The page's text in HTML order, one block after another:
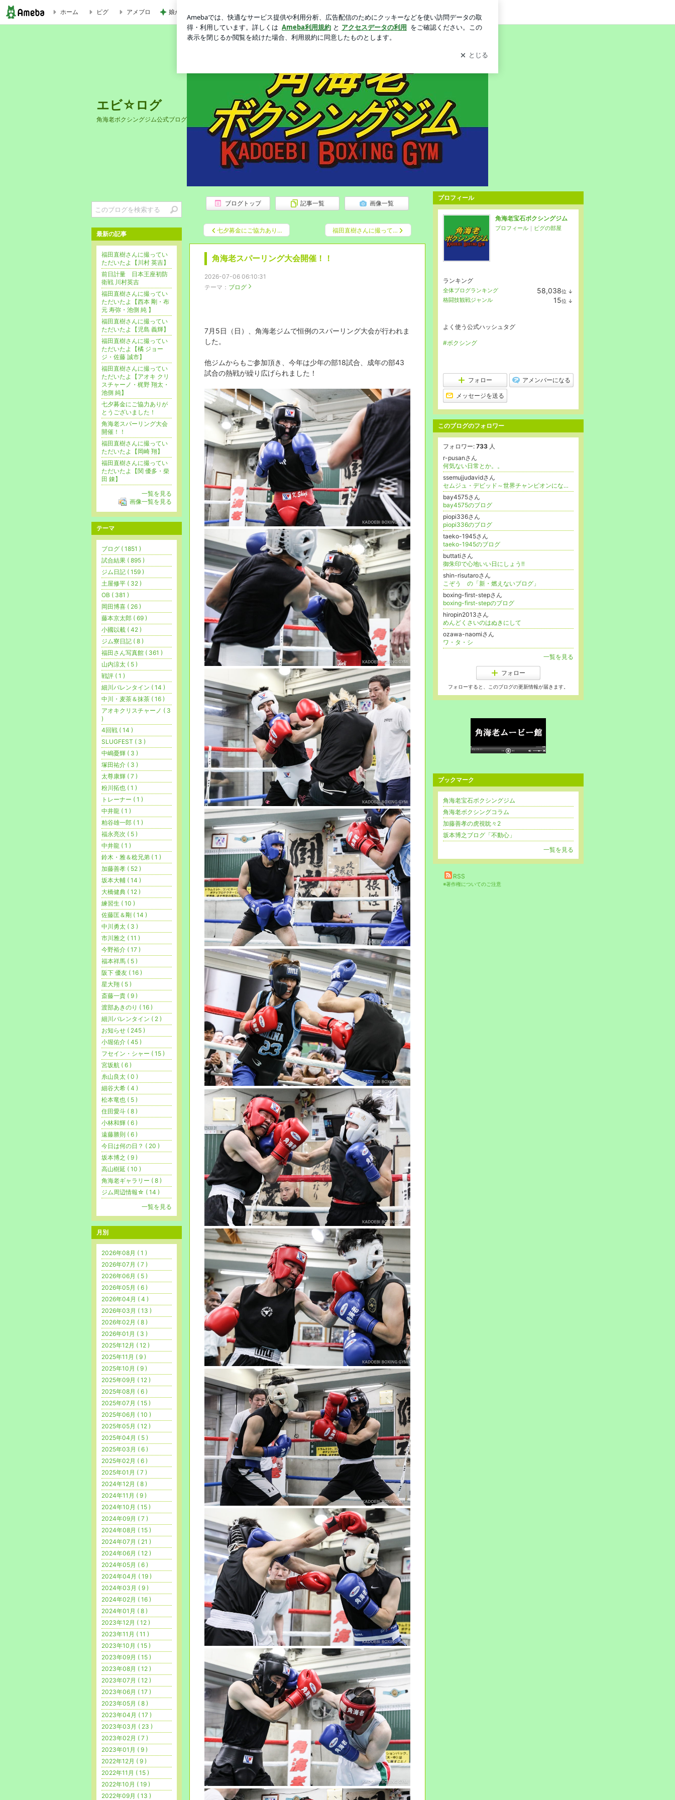
ホーム ピグ アメブロ 娘が喜んだ客室露天風呂付きの宿 ログイン
エビ☆ログ
角海老ボクシングジム公式ブログ
ブログトップ 記事一覧 画像一覧
七夕募金にご協力あり… 福田直樹さんに撮って…
角海老スパーリング大会開催！！
2026-07-06 06:10:31
テーマ： ブログ
7月5日（日）、角海老ジムで恒例のスパーリング大会が行われま
した。
他ジムからもご参加頂き、今年は少年の部18試合、成年の部43
試合の熱戦が繰り広げられました！
プロフィール
角海老宝石ボクシングジム
プロフィール ｜ ピグの部屋
ランキング
全体ブログランキング 58,038位 ↓
格闘技観戦ジャンル 15位 ↓
よく使う公式ハッシュタグ
#ボクシング
フォロー アメンバーになる
メッセージを送る
このブログのフォロワー
フォロワー: 733 人
r-pusanさん
何気ない日常とか。。
ssemujjudavidさん
セムジュ・デビッド～世界チャンピオンになってくれ～
bay4575さん
bay4575のブログ
piopi336さん
piopi336のブログ
taeko-1945さん
taeko-1945のブログ
buttatiさん
御朱印で心地いい日にしょう‼️
shin-risutaroさん
こぞう の「新・燃えないブログ」
boxing-first-stepさん
boxing-first-stepのブログ
hiropin2013さん
めんどくさいのはぬきにして
ozawa-naomiさん
ワ・タ・シ
一覧を見る
フォロー
フォローすると、このブログの更新情報が届きます。
ブックマーク
角海老宝石ボクシングジム
角海老ボクシングコラム
加藤善孝の虎視眈々2
坂本博之ブログ「不動心」
一覧を見る
RSS
※著作権についてのご注意
最新の記事
福田直樹さんに撮ってい
ただいたよ【川村 英吉】
前日計量 日本王座初防
衛戦 川村英吉
福田直樹さんに撮ってい
ただいたよ【西本 剛・布
元 寿弥・池側 純 】
福田直樹さんに撮ってい
ただいたよ【児島 義輝】
福田直樹さんに撮ってい
ただいたよ【橘 ジョー
ジ・佐藤 誠市】
福田直樹さんに撮ってい
ただいたよ【アオキ クリ
スチャーノ・梶野 翔太・
池側 純】
七夕募金にご協力ありが
とうございました！
角海老スパーリング大会
開催！！
福田直樹さんに撮ってい
ただいたよ【岡崎 翔】
福田直樹さんに撮ってい
ただいたよ【関 優多・柴
田 錬】
一覧を見る
画像一覧を見る
テーマ
ブログ ( 1851 )
試合結果 ( 895 )
ジム日記 ( 159 )
土屋修平 ( 32 )
OB ( 381 )
岡田博喜 ( 26 )
藤本京太郎 ( 69 )
小國以載 ( 42 )
ジム寮日記 ( 8 )
福田さん写真館 ( 361 )
山内涼太 ( 5 )
戦評 ( 1 )
細川バレンタイン ( 14 )
中川・麦茶＆抹茶 ( 16 )
アオキクリスチャーノ ( 3
)
4回戦 ( 14 )
SLUGFEST ( 3 )
中嶋憂輝 ( 3 )
塚田祐介 ( 3 )
太尊康輝 ( 7 )
粉川拓也 ( 1 )
トレーナー ( 1 )
中井龍 ( 1 )
粕谷雄一郎 ( 1 )
福永亮次 ( 5 )
中井龍 ( 1 )
鈴木・雅＆稔兄弟 ( 1 )
加藤善孝 ( 52 )
坂本大輔 ( 14 )
大橋健典 ( 12 )
練習生 ( 10 )
佐藤匡＆剛 ( 14 )
中川勇太 ( 3 )
市川雅之 ( 11 )
今野裕介 ( 17 )
福本祥馬 ( 5 )
阪下 優友 ( 16 )
星大翔 ( 5 )
斎藤一貴 ( 9 )
渡部あきのり ( 16 )
細川バレンタイン ( 2 )
お知らせ ( 245 )
小堀佑介 ( 45 )
フセイン・シャー ( 15 )
宮坂航 ( 6 )
糸山良太 ( 0 )
細谷大希 ( 4 )
松本竜也 ( 5 )
住田愛斗 ( 8 )
小林和輝 ( 6 )
遠藤勝則 ( 6 )
今日は何の日？ ( 20 )
坂本博之 ( 9 )
高山樹延 ( 10 )
角海老ギャラリー ( 8 )
ジム周辺情報☆ ( 14 )
一覧を見る
月別
2026年08月 ( 1 )
2026年07月 ( 7 )
2026年06月 ( 5 )
2026年05月 ( 6 )
2026年04月 ( 4 )
2026年03月 ( 13 )
2026年02月 ( 8 )
2026年01月 ( 3 )
2025年12月 ( 12 )
2025年11月 ( 9 )
2025年10月 ( 9 )
2025年09月 ( 12 )
2025年08月 ( 6 )
2025年07月 ( 15 )
2025年06月 ( 10 )
2025年05月 ( 12 )
2025年04月 ( 5 )
2025年03月 ( 6 )
2025年02月 ( 6 )
2025年01月 ( 7 )
2024年12月 ( 8 )
2024年11月 ( 9 )
2024年10月 ( 15 )
2024年09月 ( 7 )
2024年08月 ( 15 )
2024年07月 ( 21 )
2024年06月 ( 12 )
2024年05月 ( 6 )
2024年04月 ( 19 )
2024年03月 ( 9 )
2024年02月 ( 16 )
2024年01月 ( 8 )
2023年12月 ( 12 )
2023年11月 ( 11 )
2023年10月 ( 15 )
2023年09月 ( 15 )
2023年08月 ( 12 )
2023年07月 ( 12 )
2023年06月 ( 17 )
2023年05月 ( 8 )
2023年04月 ( 17 )
2023年03月 ( 23 )
2023年02月 ( 7 )
2023年01月 ( 9 )
2022年12月 ( 9 )
2022年11月 ( 15 )
2022年10月 ( 19 )
2022年09月 ( 13 )